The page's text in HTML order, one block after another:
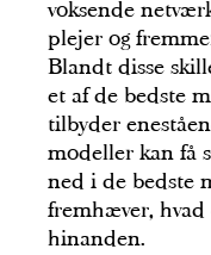
voksende
plejer og
Blandt disse
et af de bedste
tilbyder
modeller kan få
ned i de bedste
fremhæver,
hinanden.